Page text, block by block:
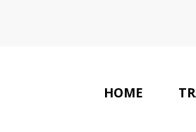
HOME